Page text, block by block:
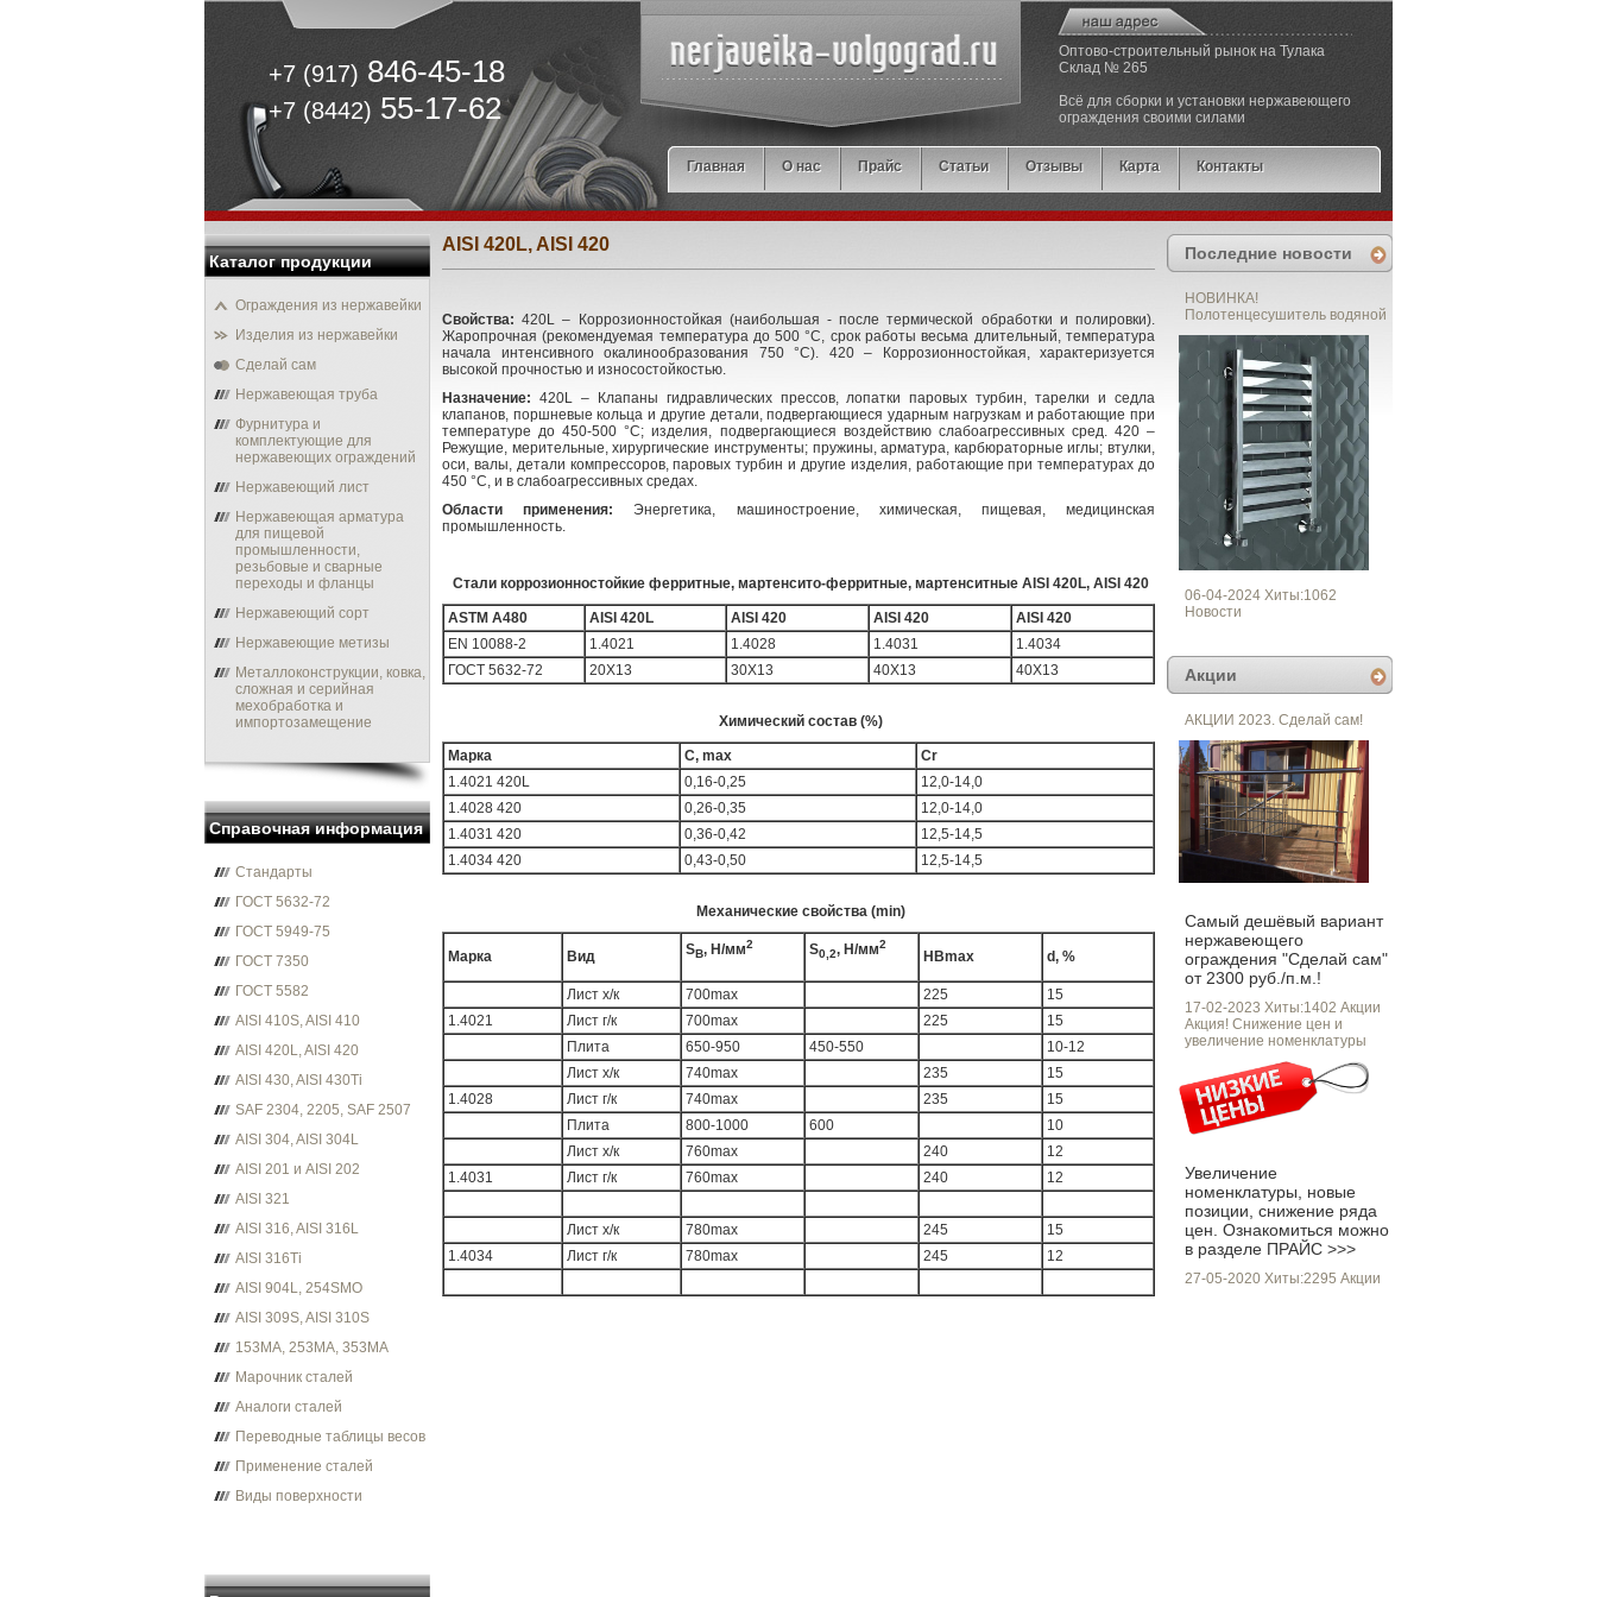
+7 (917) 846-45-18
+7 (8442) 55-17-62
Оптово-строительный рынок на Тулака
Cклад № 265
Всё для сборки и установки нержавеющего
ограждения своими силами
Главная О нас Прайс Статьи Отзывы Карта Контакты
Каталог продукции
Ограждения из нержавейки
Изделия из нержавейки
Сделай сам
Нержавеющая труба
Фурнитура и
комплектующие для
нержавеющих ограждений
Нержавеющий лист
Нержавеющая арматура
для пищевой
промышленности,
резьбовые и сварные
переходы и фланцы
Нержавеющий сорт
Нержавеющие метизы
Металлоконструкции, ковка,
сложная и серийная
мехобработка и
импортозамещение
Справочная информация
Стандарты
ГОСТ 5632-72
ГОСТ 5949-75
ГОСТ 7350
ГОСТ 5582
AISI 410S, AISI 410
AISI 420L, AISI 420
AISI 430, AISI 430Ti
SAF 2304, 2205, SAF 2507
AISI 304, AISI 304L
AISI 201 и AISI 202
AISI 321
AISI 316, AISI 316L
AISI 316Ti
AISI 904L, 254SMO
AISI 309S, AISI 310S
153MA, 253MA, 353MA
Марочник сталей
Аналоги сталей
Переводные таблицы весов
Применение сталей
Виды поверхности
AISI 420L, AISI 420
Свойства: 420L – Коррозионностойкая (наибольшая - после термической обработки и полировки).
Жаропрочная (рекомендуемая температура до 500 °С, срок работы весьма длительный, температура
начала интенсивного окалинообразования 750 °С). 420 – Коррозионностойкая, характеризуется
высокой прочностью и износостойкостью.
Назначение: 420L – Клапаны гидравлических прессов, лопатки паровых турбин, тарелки и седла
клапанов, поршневые кольца и другие детали, подвергающиеся ударным нагрузкам и работающие при
температуре до 450-500 °С; изделия, подвергающиеся воздействию слабоагрессивных сред. 420 –
Режущие, мерительные, хирургические инструменты; пружины, арматура, карбюраторные иглы; втулки,
оси, валы, детали компрессоров, паровых турбин и другие изделия, работающие при температурах до
450 °С, и в слабоагрессивных средах.
Области применения: Энергетика, машиностроение, химическая, пищевая, медицинская
промышленность.
Стали коррозионностойкие ферритные, мартенсито-ферритные, мартенситные AISI 420L, AISI 420
ASTM A480 AISI 420L AISI 420 AISI 420
AISI 420
EN 10088-2
1.4021 1.4028 1.4031
1.4034
ГОСТ 5632-72
20Х13 30X13 40X13 40X13
Химический состав (%)
Марка C, max
Cr
1.4021 420L
0,16-0,25
12,0-14,0
1.4028 420
0,26-0,35
12,0-14,0
1.4031 420
0,36-0,42
12,5-14,5
1.4034 420
0,43-0,50 12,5-14,5
Механические свойства (min)
Марка Вид SВ, Н/мм2 S0,2, Н/мм2
HBmax d, %
Лист х/к 700max 225
15
1.4021
Лист г/к 700max 225
15
Плита
650-950 450-550
10-12
Лист х/к
740max 235
15
1.4028
Лист г/к 740max 235
15
Плита
800-1000 600
10
Лист х/к
760max 240
12
1.4031
Лист г/к 760max 240 12
Лист х/к 780max 245
15
1.4034
Лист г/к 780max 245 12
Последние новости
НОВИНКА!
Полотенцесушитель водяной
06-04-2024 Хиты:1062
Новости
Акции
АКЦИИ 2023. Сделай сам!
Самый дешёвый вариант
нержавеющего
ограждения "Сделай сам"
от 2300 руб./п.м.!
17-02-2023 Хиты:1402 Акции
Акция! Снижение цен и
увеличение номенклатуры
Увеличение
номенклатуры, новые
позиции, снижение ряда
цен. Ознакомиться можно
в разделе ПРАЙС >>>
27-05-2020 Хиты:2295 Акции